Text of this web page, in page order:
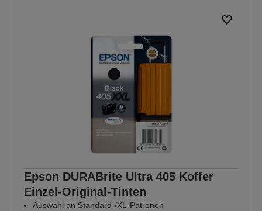
Epson DURABrite Ultra 405 Koffer
Einzel-Original-Tinten
Auswahl an Standard-/XL-Patronen